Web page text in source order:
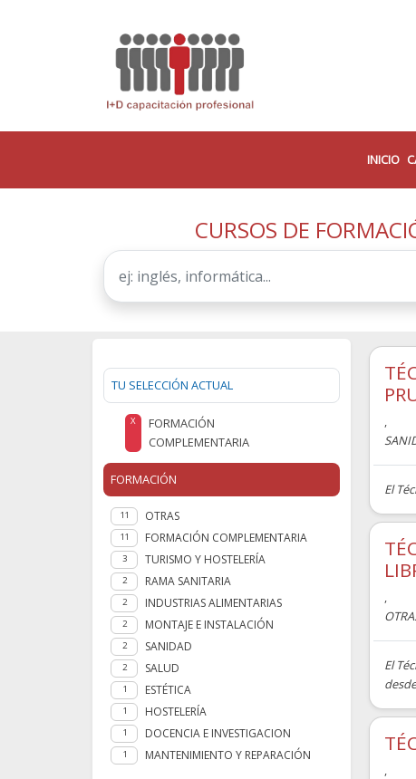
INICIO
CURSOS DE
TU SELECCIÓN ACTUAL
X
FORMACIÓN
COMPLEMENTARIA
FORMACIÓN
11 OTRAS
11 FORMACIÓN COMPLEMENTARIA
3 TURISMO Y HOSTELERÍA
2 RAMA SANITARIA
2 INDUSTRIAS ALIMENTARIAS
2 MONTAJE E INSTALACIÓN
2 SANIDAD
2 SALUD
1 ESTÉTICA
1 HOSTELERÍA
1 DOCENCIA E INVESTIGACION
1 MANTENIMIENTO Y REPARACIÓN
,
El
,
El
,